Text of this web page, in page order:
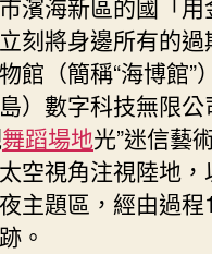
刻將身邊所有的
館（簡稱“海博館”
）數字科技無限公
舞蹈場地光”迷信藝
空視角注視陸地
主題區，經由過
。